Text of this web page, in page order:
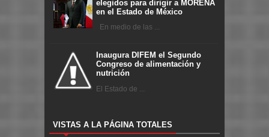
elegidos para dirigir a MORENA
en el Estado de México
En medio de las ...
Inaugura DIFEM el Segundo
Congreso de alimentación y
nutrición
El Estado de ...
VISTAS A LA PÁGINA TOTALES